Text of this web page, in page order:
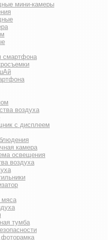
мини-камеры
смартфона
воздуха
с дисплеем
камера
освещения
воздуха
мяса
тумба